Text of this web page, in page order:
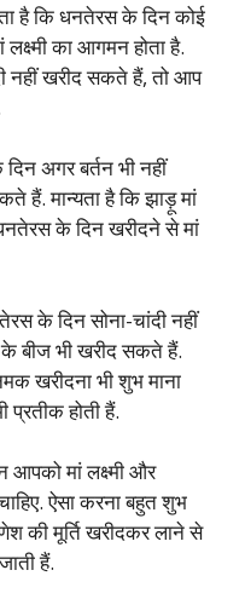
है कि धनतेरस के दिन कोई
का आगमन होता है.
नहीं खरीद सकते हैं, तो आप
अगर बर्तन भी नहीं
हैं. मान्यता है कि झाड़ू मां
के दिन खरीदने से मां
के दिन सोना-चांदी नहीं
बीज भी खरीद सकते हैं.
खरीदना भी शुभ माना
प्रतीक होती हैं.
मां लक्ष्मी और
ऐसा करना बहुत शुभ
की मूर्ति खरीदकर लाने से
हैं.